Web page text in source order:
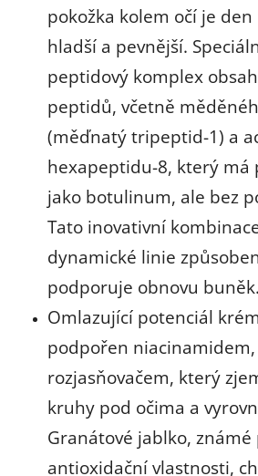
pokožka kolem očí je
hladší a pevnější.
peptidový komplex
peptidů, včetně
(měďnatý tripeptid-1) a
hexapeptidu-8, který má
jako botulinum, ale bez
Tato inovativní
dynamické linie
podporuje obnovu buněk.
Omlazující potenciál
podpořen
rozjasňovačem, který
kruhy pod očima a
Granátové jablko, známé
antioxidační vlastnosti,